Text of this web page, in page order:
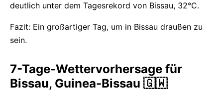
deutlich unter dem Tagesrekord von Bissau, 32°C.
Fazit: Ein großartiger Tag, um in Bissau draußen zu
sein.
7-Tage-Wettervorhersage für
Bissau, Guinea-Bissau 🇬🇼